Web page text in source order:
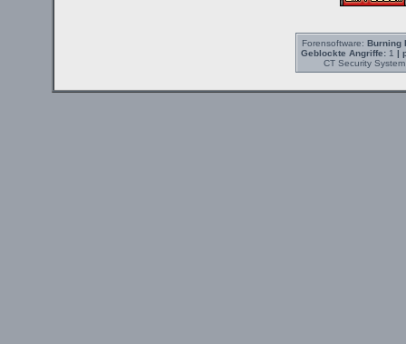
Forensoftware: Burning
Geblockte Angriffe:1 |
CT Security